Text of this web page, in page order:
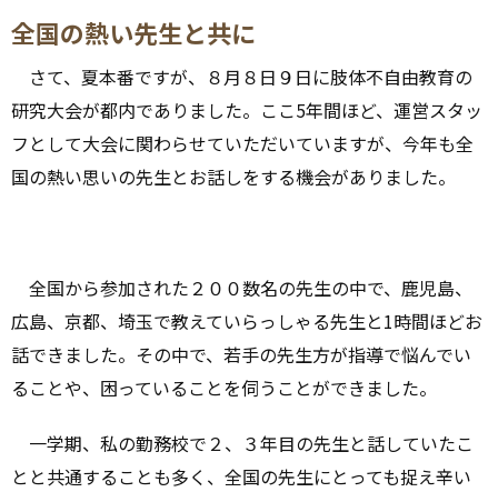
全国の熱い先生と共に
さて、夏本番ですが、８月８日９日に肢体不自由教育の
研究大会が都内でありました。ここ5年間ほど、運営スタッ
フとして大会に関わらせていただいていますが、今年も全
国の熱い思いの先生とお話しをする機会がありました。
全国から参加された２００数名の先生の中で、鹿児島、
広島、京都、埼玉で教えていらっしゃる先生と1時間ほどお
話できました。その中で、若手の先生方が指導で悩んでい
ることや、困っていることを伺うことができました。
一学期、私の勤務校で２、３年目の先生と話していたこ
とと共通することも多く、全国の先生にとっても捉え辛い